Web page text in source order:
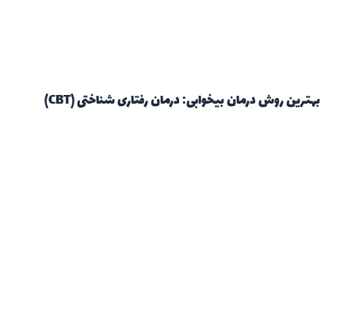
بهترین روش درمان بیخوابی: درمان رفتاری شناختی (CBT)